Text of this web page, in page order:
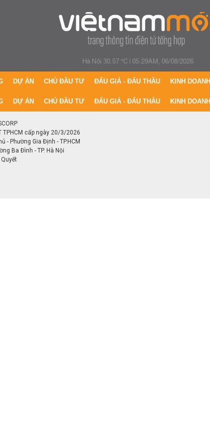
Hà Nội 30.57 °C|05:29AM, 06/08/2026
DỰ ÁN CHỦ ĐẦU TƯ ĐẤU GIÁ - ĐẤU THẦU KINH DOANH
DỰ ÁN CHỦ ĐẦU TƯ ĐẤU GIÁ - ĐẤU THẦU KINH DOANH
TPHCM cấp ngày 20/3/2026
- Phường Gia Định - TP.HCM
Ba Đình - TP. Hà Nội
Quyết